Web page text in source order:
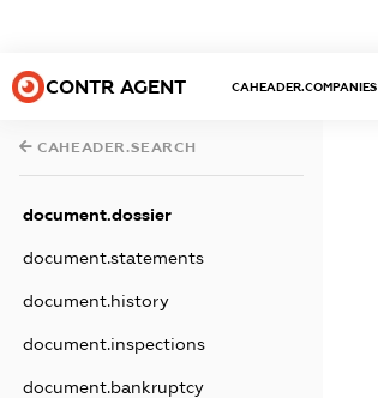
CONTR AGENT CAHEADER.COMPANIES
CAHEADER.SEARCH
document.dossier
document.statements
document.history
document.inspections
document.bankruptcy